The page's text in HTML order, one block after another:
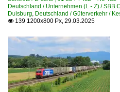
Deutschland / Unternehmen (L - Z) / SBB
Duisburg, Deutschland / Güterverkehr /
 139 1200x800 Px, 29.03.2025